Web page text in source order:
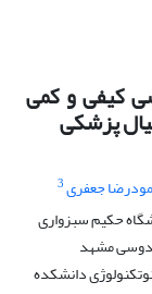
کیفی و کمی
پزشکی
جعفری3
حکیم سبزواری
مشهد
دانشکده